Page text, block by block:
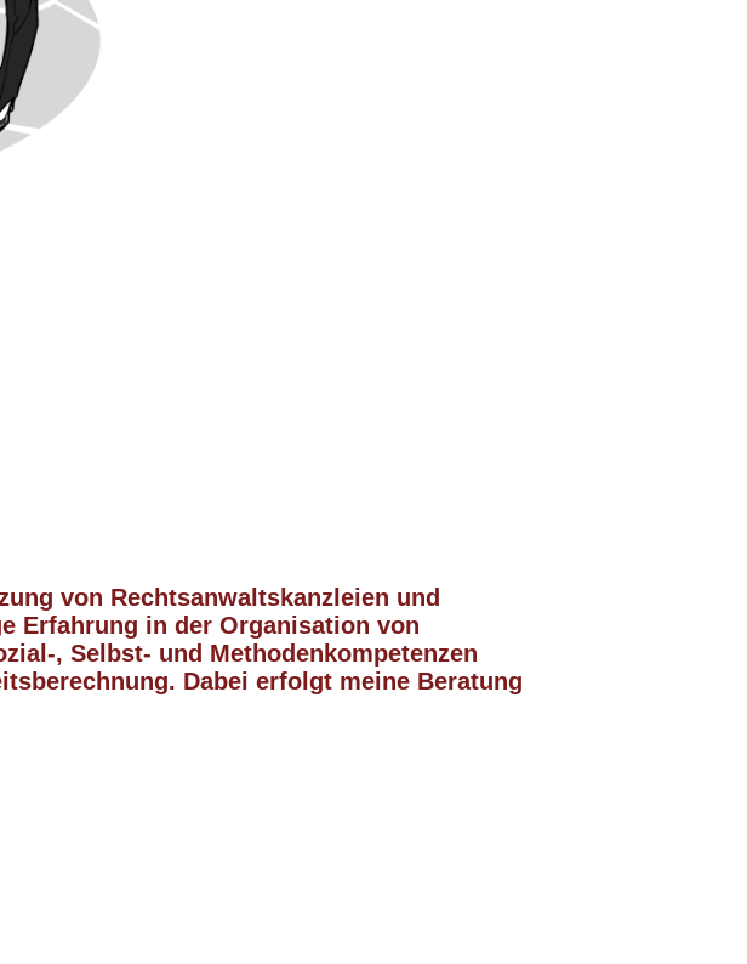
von Rechtsanwaltskanzleien und
Erfahrung in der Organisation von
, Selbst- und Methodenkompetenzen
Dabei erfolgt meine Beratung